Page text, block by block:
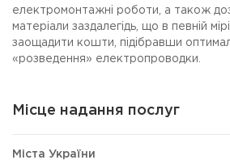
електромонтажні роботи, а також
матеріали заздалегідь, що в певній
заощадити кошти, підібравши
«розведення» електропроводки.
Місце надання послуг
Міста України